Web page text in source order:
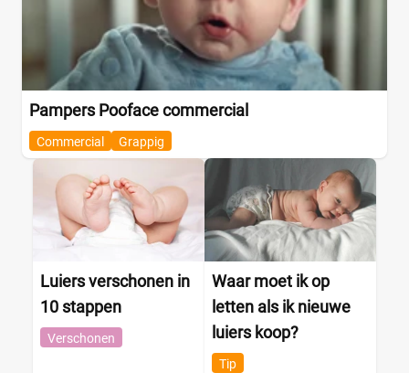
Pampers Pooface commercial
Commercial Grappig
Luiers verschonen in
10 stappen
Verschonen
Waar moet ik op
letten als ik nieuwe
luiers koop?
Tip